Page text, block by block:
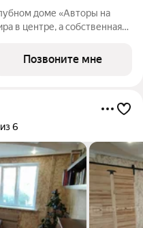
доме «Авторы на
в центре, а собственная
и сервис
Позвоните мне
6